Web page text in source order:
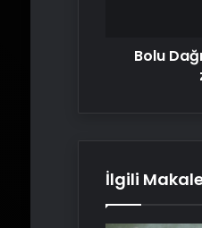
Bolu
İlgili